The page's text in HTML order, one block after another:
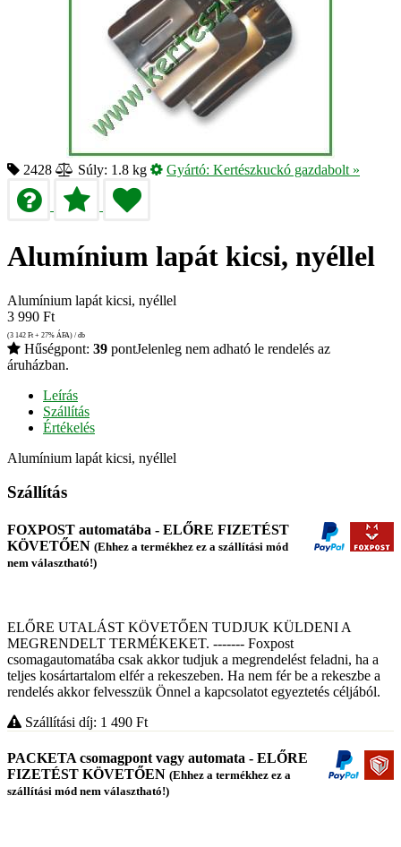
2428 Súly: 1.8 kg Gyártó: Kertészkuckó gazdabolt »
Alumínium lapát kicsi, nyéllel
Alumínium lapát kicsi, nyéllel
3 990 Ft
(3 142 Ft + 27% ÁFA) / db
Hűségpont: 39 pontJelenleg nem adható le rendelés az
áruházban.
Leírás
Szállítás
Értékelés
Alumínium lapát kicsi, nyéllel
Szállítás
FOXPOST automatába - ELŐRE FIZETÉST
KÖVETŐEN (Ehhez a termékhez ez a szállítási mód
nem választható!)
ELŐRE UTALÁST KÖVETŐEN TUDJUK KÜLDENI A
MEGRENDELT TERMÉKEKET. ------- Foxpost
csomagautomatába csak akkor tudjuk a megrendelést feladni, ha a
teljes kosártartalom elfér a rekeszeben. Ha nem fér be a rekeszbe a
rendelés akkor felvesszük Önnel a kapcsolatot egyeztetés céljából.
Szállítási díj: 1 490 Ft
PACKETA csomagpont vagy automata - ELŐRE
FIZETÉST KÖVETŐEN (Ehhez a termékhez ez a
szállítási mód nem választható!)